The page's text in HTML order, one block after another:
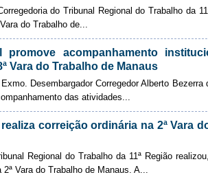
do Tribunal Regional do Trabalho da
do Trabalho de...
promove acompanhamento
Vara do Trabalho de Manaus
Desembargador Corregedor Alberto Bezerra
das atividades...
correição ordinária na 2ª Vara
Regional do Trabalho da 11ª Região
Vara do Trabalho de Manaus. A...